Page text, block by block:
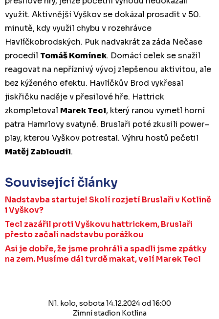
využít. Aktivnější Vyškov se dokázal prosadit v 50.
minutě, kdy využil chybu v rozehrávce
Havlíčkobrodských. Puk nadvakrát za záda Nečase
procedil Tomáš Komínek. Domácí celek se snažil
reagovat na nepříznivý vývoj zlepšenou aktivitou, ale
bez kýženého efektu. Havlíčkův Brod vykřesal
jiskřičku naděje v přesilové hře. Hattrick
zkompletoval Marek Tecl, který ranou vymetl horní
patra Hamrlovy svatyně. Bruslaři poté zkusili power–
play, kterou Vyškov potrestal. Výhru hostů pečetil
Matěj Zabloudil.
Související články
Nadstavba startuje! Skolí rozjetí Bruslaři v Kotlině
i Vyškov?
Tecl zazářil proti Vyškovu hattrickem, Bruslaři
přesto začali nadstavbu porážkou
Asi je dobře, že jsme prohráli a spadli jsme zpátky
na zem. Musíme dál tvrdě makat, velí Marek Tecl
N1. kolo, sobota 14.12.2024 od 16:00
Zimní stadion Kotlina